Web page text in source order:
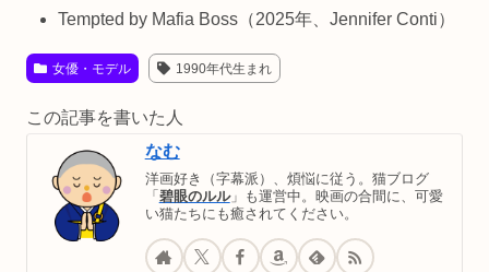
Tempted by Mafia Boss（2025年、Jennifer Conti）
女優・モデル 1990年代生まれ
この記事を書いた人
なむ
洋画好き（字幕派）、煩悩に従う。猫ブログ
「碧眼のルル」も運営中。映画の合間に、可愛
い猫たちにも癒されてください。